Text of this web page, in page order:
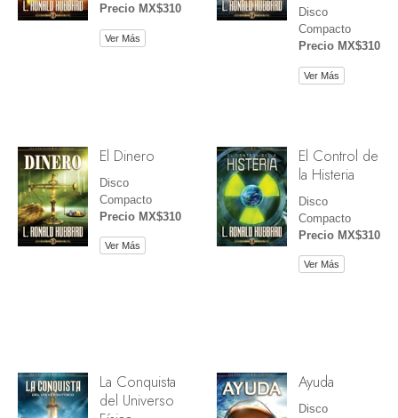
Precio MX$310
Ver Más
Disco
Compacto
Precio MX$310
Ver Más
El Dinero
Disco
Compacto
Precio MX$310
Ver Más
El Control de
la Histeria
Disco
Compacto
Precio MX$310
Ver Más
La Conquista
del Universo
Ayuda
Disco